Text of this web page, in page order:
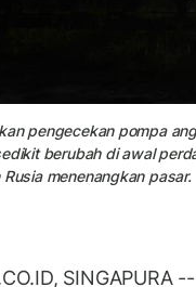
pengecekan pompa
berubah di awal
menenangkan pasar.